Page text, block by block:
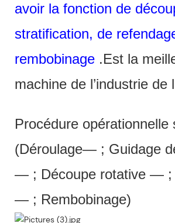
avoir la fonction de
stratification, de
rembobinage .Est la
machine de l’industrie de
Procédure
(Déroulage— ; Guidage
— ; Découpe rotative — ;
— ; Rembobinage)